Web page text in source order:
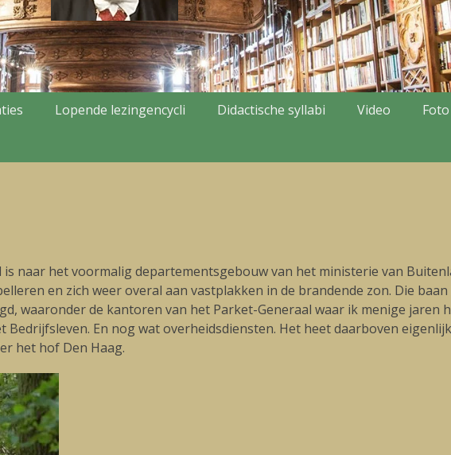
Lopende lezingencycli Didactische syllabi Video Foto
naar het voormalig departementsgebouw van het ministerie van
en zich weer overal aan vastplakken in de brandende zon. Die
waaronder de kantoren van het Parket-Generaal waar ik menige jaren
En nog wat overheidsdiensten. Het heet daarboven
het hof Den Haag.